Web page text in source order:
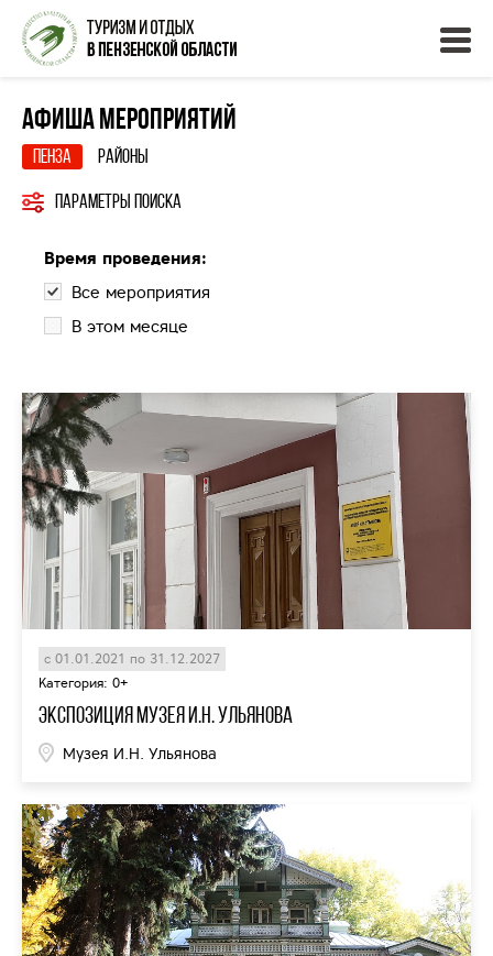
Афиша мероприятий
Пенза Районы
Параметры поиска
Время проведения:
Все мероприятия
В этом месяце
с 01.01.2021 по 31.12.2027
Категория: 0+
Экспозиция Музея И.Н. Ульянова
Музея И.Н. Ульянова